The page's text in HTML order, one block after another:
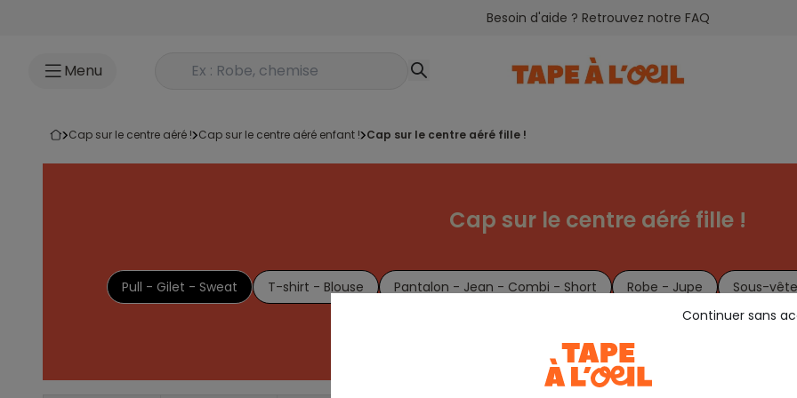
Besoin d'aide ? Retrouvez notre FAQ
Menu Rechercher un produit
cap sur le centre aéré ! cap sur le centre aéré enfant ! cap sur le centre aéré fille !
Cap sur le centre aéré fille !
Pull - Gilet - Sweat T-shirt - Blouse Pantalon - Jean - Combi - Short Robe - Jupe Sous-
Continuer sans